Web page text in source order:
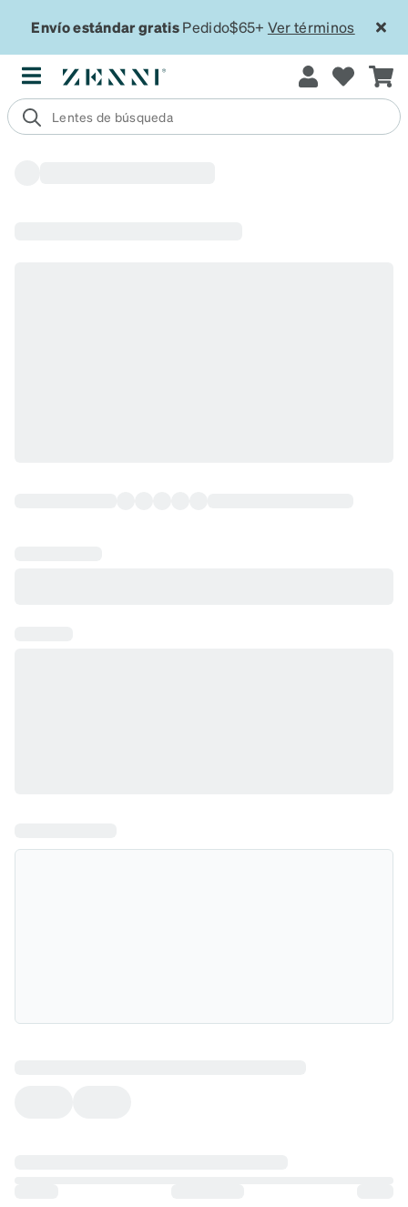
Envío estándar gratisPedido$65+ Ver términos